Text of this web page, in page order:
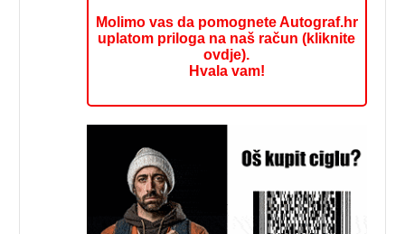
Molimo vas da pomognete Autograf.hr
uplatom priloga na naš račun (kliknite
ovdje).
Hvala vam!